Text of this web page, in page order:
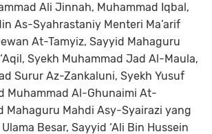
Ali Jinnah, Muhammad Iqbal,
As-Syahrastaniy Menteri Ma’arif
At-Tamyiz, Sayyid Mahaguru
Syekh Muhammad Jad Al-Maula,
Surur Az-Zankaluni, Syekh Yusuf
Muhammad Al-Ghunaimi At-
Mahaguru Mahdi Asy-Syairazi yang
Besar, Sayyid ‘Ali Bin Hussein